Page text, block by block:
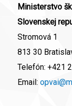
Ministerstvo
Slovenskej
Stromová 1
813 30
Telefón: +421
Email: